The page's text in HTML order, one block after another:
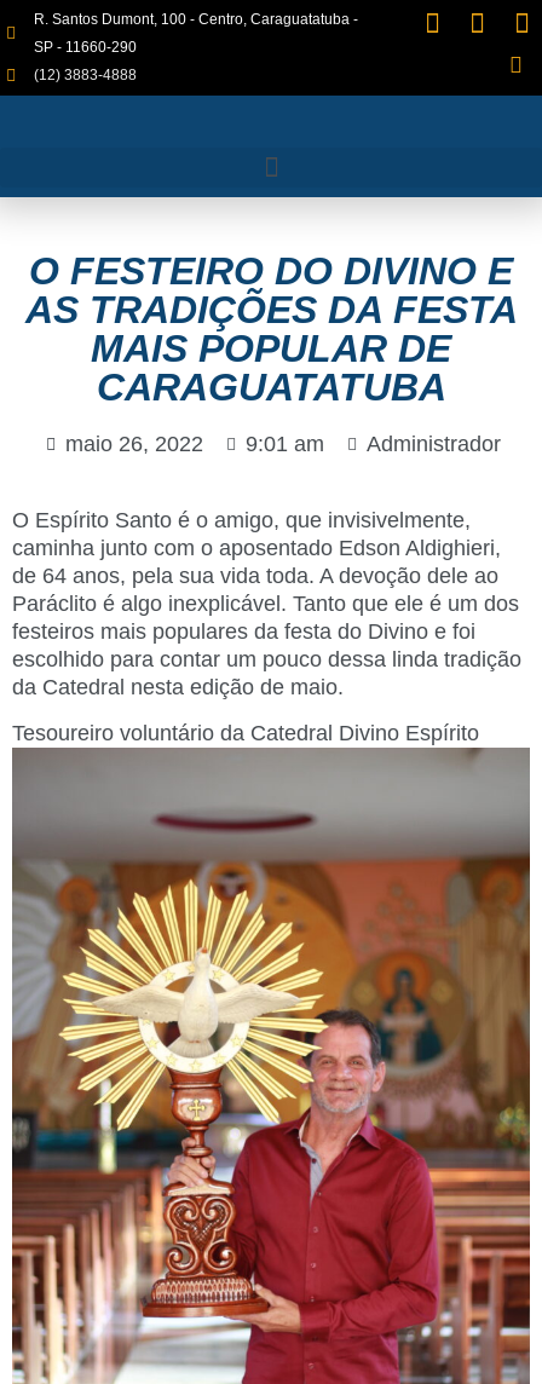
R. Santos Dumont, 100 - Centro, Caraguatatuba -
SP - 11660-290
(12) 3883-4888
O FESTEIRO DO DIVINO E
AS TRADIÇÕES DA FESTA
MAIS POPULAR DE
CARAGUATATUBA
maio 26, 2022 9:01 am Administrador
O Espírito Santo é o amigo, que invisivelmente,
caminha junto com o aposentado Edson Aldighieri,
de 64 anos, pela sua vida toda. A devoção dele ao
Paráclito é algo inexplicável. Tanto que ele é um dos
festeiros mais populares da festa do Divino e foi
escolhido para contar um pouco dessa linda tradição
da Catedral nesta edição de maio.
Tesoureiro voluntário da Catedral Divino Espírito